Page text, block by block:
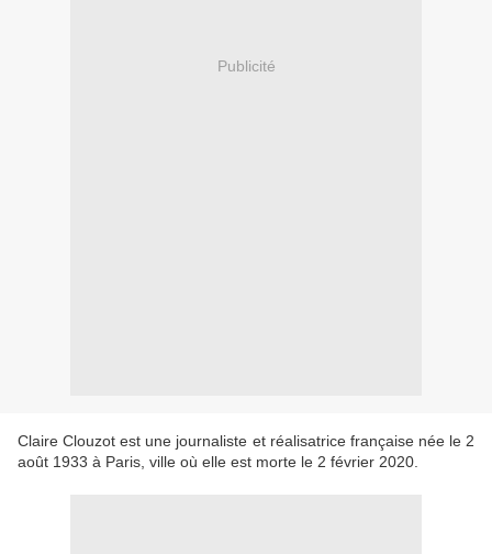
Publicité
Claire Clouzot est une journaliste et réalisatrice française née le 2
août 1933 à Paris, ville où elle est morte le 2 février 2020.